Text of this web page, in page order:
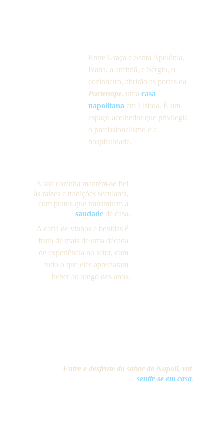
Entre Graça e Santa Apolónia,
Ivana, a anfitriã, e Sérgio, o
cozinheiro, abrirão as portas da
Partenope, uma casa
napolitana em Lisboa. É um
espaço acolhedor que privilegia
o profissionalismo e a
hospitalidade.
A sua cozinha mantém-se fiel
às raízes e tradições seculares,
com pratos que transmitem a
saudade de casa.
A carta de vinhos e bebidas é
fruto de mais de uma década
de experiência no setor, com
tudo o que eles apreciaram
beber ao longo dos anos.
Entre e desfrute do sabor de Napoli, vai
sentir-se em casa.